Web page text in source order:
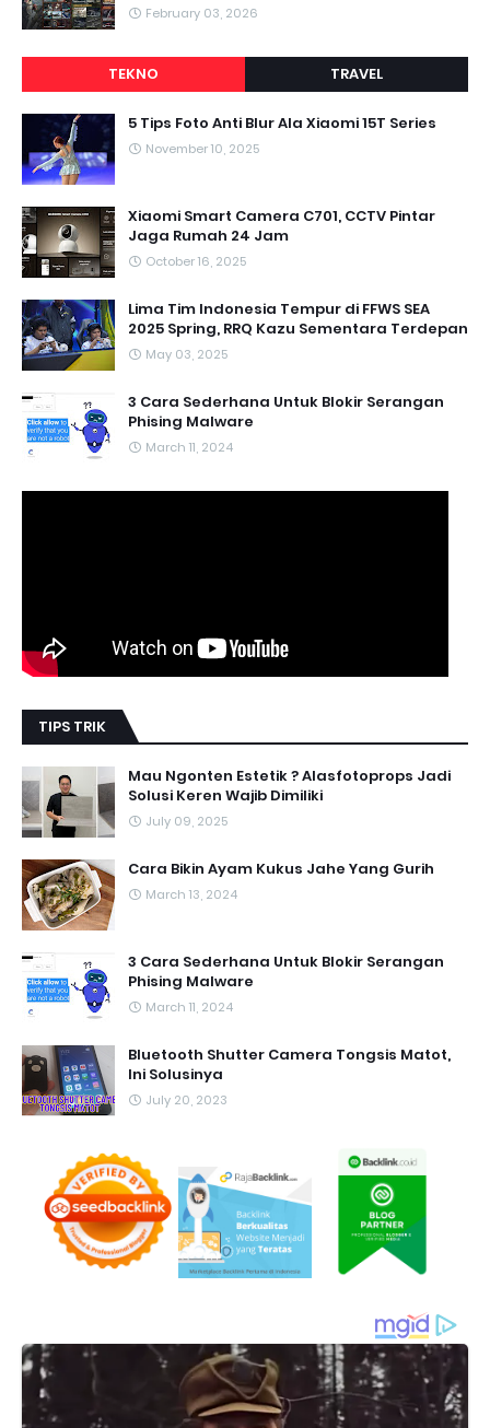
February 03, 2026
TEKNO TRAVEL
5 Tips Foto Anti Blur Ala Xiaomi 15T Series
November 10, 2025
Xiaomi Smart Camera C701, CCTV Pintar
Jaga Rumah 24 Jam
October 16, 2025
Lima Tim Indonesia Tempur di FFWS SEA
2025 Spring, RRQ Kazu Sementara Terdepan
May 03, 2025
3 Cara Sederhana Untuk Blokir Serangan
Phising Malware
March 11, 2024
TIPS TRIK
Mau Ngonten Estetik ? Alasfotoprops Jadi
Solusi Keren Wajib Dimiliki
July 09, 2025
Cara Bikin Ayam Kukus Jahe Yang Gurih
March 13, 2024
3 Cara Sederhana Untuk Blokir Serangan
Phising Malware
March 11, 2024
Bluetooth Shutter Camera Tongsis Matot,
Ini Solusinya
July 20, 2023